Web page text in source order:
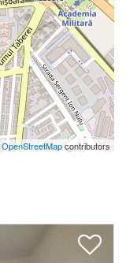
OpenStreetMapcontributors